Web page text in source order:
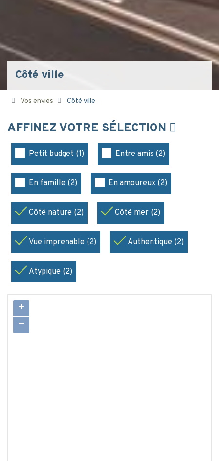
Côté ville
Vos envies Côté ville
AFFINEZ VOTRE SÉLECTION
Petit budget (1) Entre amis (2)
En famille (2) En amoureux (2)
Côté nature (2) Côté mer (2)
Vue imprenable (2) Authentique (2)
Atypique (2)
+
−